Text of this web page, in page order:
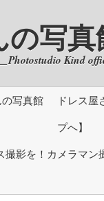
の写
Photostudio Kind
写真館 ドレス屋
プへ】
撮影を！カメラマン